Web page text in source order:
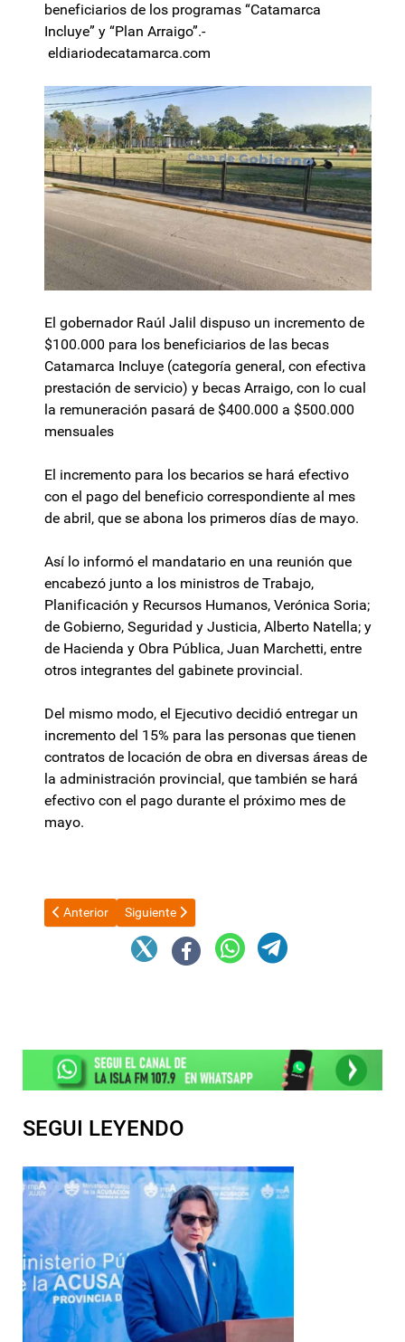
beneficiarios de los programas “Catamarca
Incluye” y “Plan Arraigo”.-
eldiariodecatamarca.com
El gobernador Raúl Jalil dispuso un incremento de
$100.000 para los beneficiarios de las becas
Catamarca Incluye (categoría general, con efectiva
prestación de servicio) y becas Arraigo, con lo cual
la remuneración pasará de $400.000 a $500.000
mensuales
El incremento para los becarios se hará efectivo
con el pago del beneficio correspondiente al mes
de abril, que se abona los primeros días de mayo.
Así lo informó el mandatario en una reunión que
encabezó junto a los ministros de Trabajo,
Planificación y Recursos Humanos, Verónica Soria;
de Gobierno, Seguridad y Justicia, Alberto Natella; y
de Hacienda y Obra Pública, Juan Marchetti, entre
otros integrantes del gabinete provincial.
Del mismo modo, el Ejecutivo decidió entregar un
incremento del 15% para las personas que tienen
contratos de locación de obra en diversas áreas de
la administración provincial, que también se hará
efectivo con el pago durante el próximo mes de
mayo.
Artículo anterior: El Gobierno se prepara para encarar una
Anterior Artículo siguiente: Senado convoca Audiencia
Siguiente
SEGUI LEYENDO